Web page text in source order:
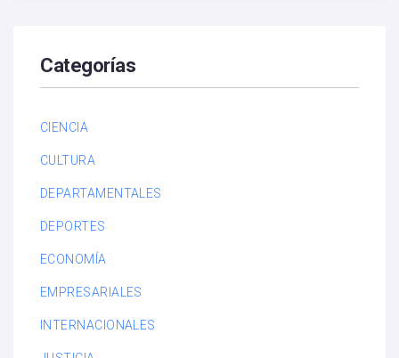
Categorías
CIENCIA
CULTURA
DEPARTAMENTALES
DEPORTES
ECONOMÍA
EMPRESARIALES
INTERNACIONALES